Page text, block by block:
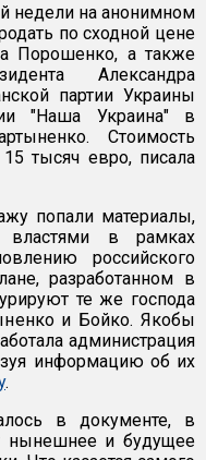
недели на анонимном
по сходной цене
Порошенко, а также
Александра
партии Украины
"Наша Украина" в
Стоимость
тысяч евро, писала
попали материалы,
властями в рамках
российского
разработанном в
те же господа
и Бойко. Якобы
администрация
информацию об их
.
в документе, в
нынешнее и будущее